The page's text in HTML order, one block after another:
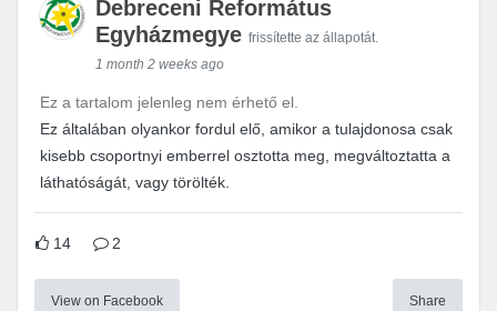
Debreceni Református
Egyházmegye frissítette az állapotát.
1 month 2 weeks ago
Ez a tartalom jelenleg nem érhető el.
Ez általában olyankor fordul elő, amikor a tulajdonosa csak
kisebb csoportnyi emberrel osztotta meg, megváltoztatta a
láthatóságát, vagy törölték.
14 2
View on Facebook Share